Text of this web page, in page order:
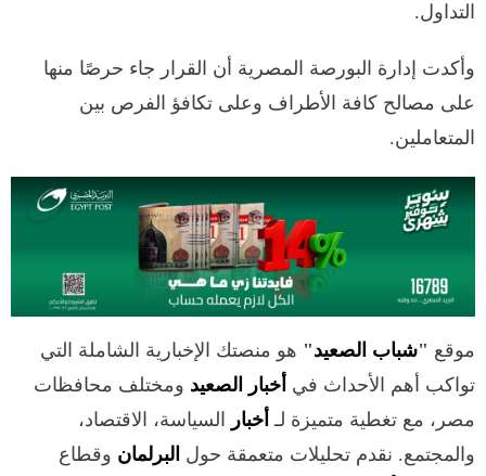
التداول.
وأكدت إدارة البورصة المصرية أن القرار جاء حرصًا منها
على مصالح كافة الأطراف وعلى تكافؤ الفرص بين
المتعاملين.
موقع "شباب الصعيد" هو منصتك الإخبارية الشاملة التي
تواكب أهم الأحداث في أخبار الصعيد ومختلف محافظات
مصر، مع تغطية متميزة لـ أخبار السياسة، الاقتصاد،
والمجتمع. نقدم تحليلات متعمقة حول البرلمان وقطاع